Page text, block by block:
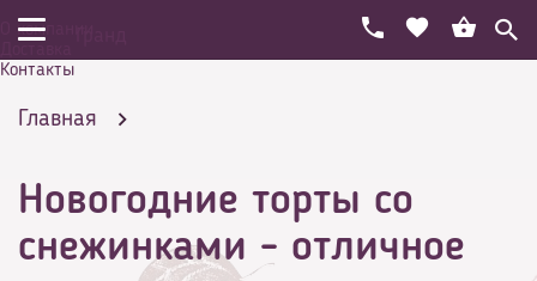
О компании
Контакты
Главная
Торты на разнообразные праздники
Новогодние торты со
снежинками - отличное